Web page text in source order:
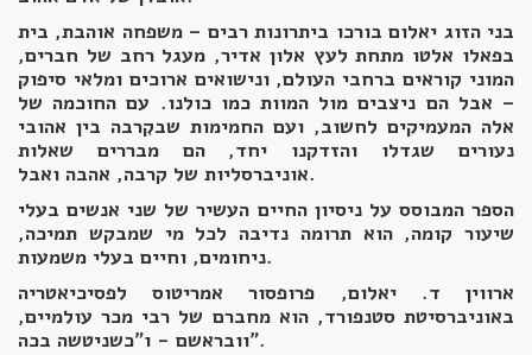
בני הזוג יאלום בורכו ביתרונות רבים – משפחה אוהבת, בית
בפאלו אלטו מתחת לעץ אלון אדיר, מעגל רחב של חברים,
המוני קוראים ברחבי העולם, ונישואים ארוכים ומלאי סיפוק
– אבל הם ניצבים מול המוות כמו כולנו. עם החוכמה של
אלה המעמיקים לחשוב, ועם החמימות שבקִרבה בין אהובי
נעורים שגדלו והזדקנו יחד, הם מבררים שאלות
אוניברסליות של קרבה, אהבה ואבל.
הספר המבוסס על ניסיון החיים העשיר של שני אנשים בעלי
שיעור קומה, הוא תרומה נדיבה לכל מי שמבקש תמיכה,
ניחומים, וחיים בעלי משמעות.
ארווין ד. יאלום, פרופסור אמריטוס לפסיכיאטריה
באוניברסיטת סטנפורד, הוא מחברם של רבי מכר עולמיים,
וובראשם - ו"כשניטשה בכה".